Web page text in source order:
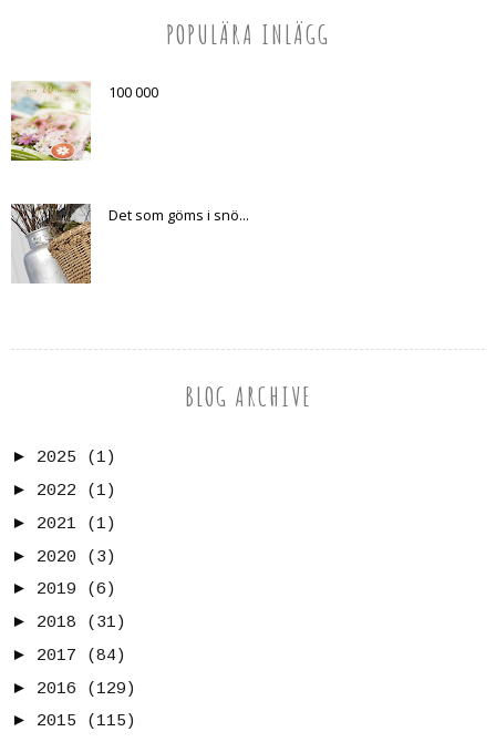
POPULÄRA INLÄGG
100 000
Det som göms i snö...
BLOG ARCHIVE
► 2025
(1)
► 2022
(1)
► 2021
(1)
► 2020
(3)
► 2019
(6)
► 2018
(31)
► 2017
(84)
► 2016
(129)
► 2015
(115)